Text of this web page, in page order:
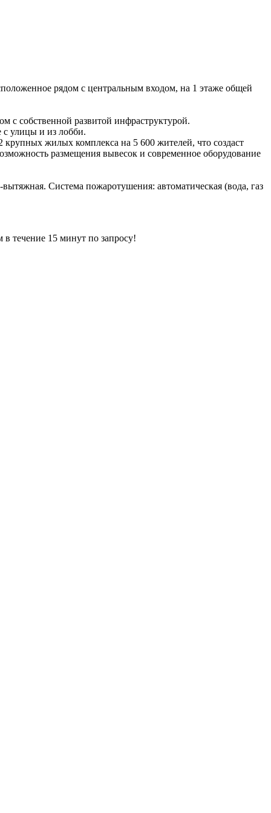
рядом с центральным входом, на 1 этаже общей
с собственной развитой инфраструктурой.
улицы и из лобби.
жилых комплекса на 5 600 жителей, что создаст
размещения вывесок и современное оборудование
Система пожаротушения: автоматическая (вода, газ
15 минут по запросу!